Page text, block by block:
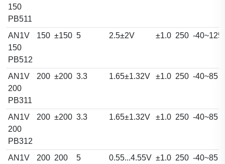
150
PB511
AN1V
150
PB512
150 ±150 5 2.5±2V ±1.0 250 -40~125
AN1V
200
PB311
200 ±200 3.3 1.65±1.32V ±1.0 250 -40~85
AN1V
200
PB312
200 ±200 3.3 1.65±1.32V ±1.0 250 -40~85
AN1V 200 200 5 0.55...4.55V ±1.0 250 -40~85